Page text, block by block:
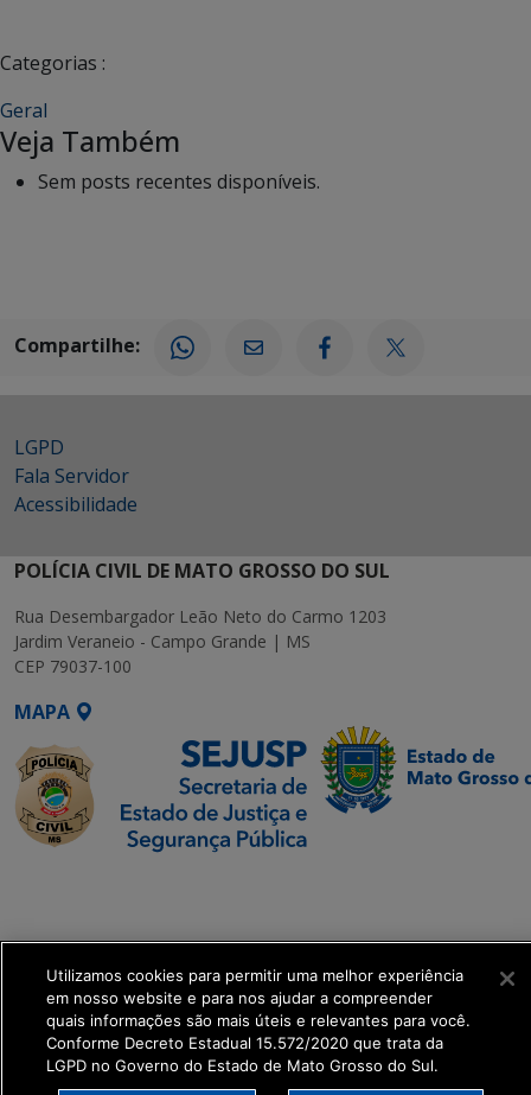
Categorias :
Geral
Veja Também
Sem posts recentes disponíveis.
Compartilhe:
LGPD
Fala Servidor
Acessibilidade
POLÍCIA CIVIL DE MATO GROSSO DO SUL
Rua Desembargador Leão Neto do Carmo 1203
Jardim Veraneio - Campo Grande | MS
CEP 79037-100
MAPA
Transformação Digital
get_footer();
Utilizamos cookies para permitir uma melhor experiência
em nosso website e para nos ajudar a compreender
quais informações são mais úteis e relevantes para você.
Conforme Decreto Estadual 15.572/2020 que trata da
LGPD no Governo do Estado de Mato Grosso do Sul.